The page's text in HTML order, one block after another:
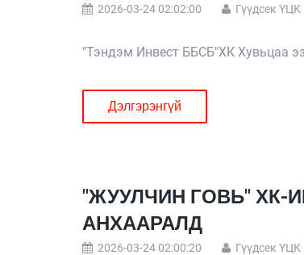
2026-03-24 02:02:00 Гүүдсек ҮЦК
"Тэндэм Инвест ББСБ"ХК Хувьцаа
Дэлгэрэнгүй
"ЖУУЛЧИН ГОВЬ"
АНХААРАЛД
2026-03-24 02:00:20 Гүүдсек ҮЦК